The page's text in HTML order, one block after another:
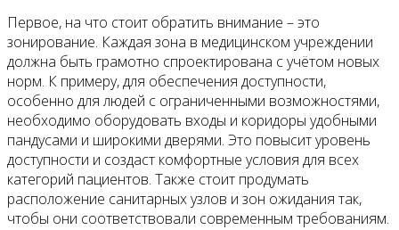
Первое, на что стоит обратить внимание – это
зонирование. Каждая зона в медицинском учреждении
должна быть грамотно спроектирована с учётом новых
норм. К примеру, для обеспечения доступности,
особенно для людей с ограниченными возможностями,
необходимо оборудовать входы и коридоры удобными
пандусами и широкими дверями. Это повысит уровень
доступности и создаст комфортные условия для всех
категорий пациентов. Также стоит продумать
расположение санитарных узлов и зон ожидания так,
чтобы они соответствовали современным требованиям.